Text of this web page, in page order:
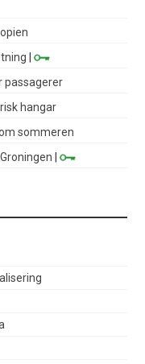
|
passagerer
hangar
sommeren
|